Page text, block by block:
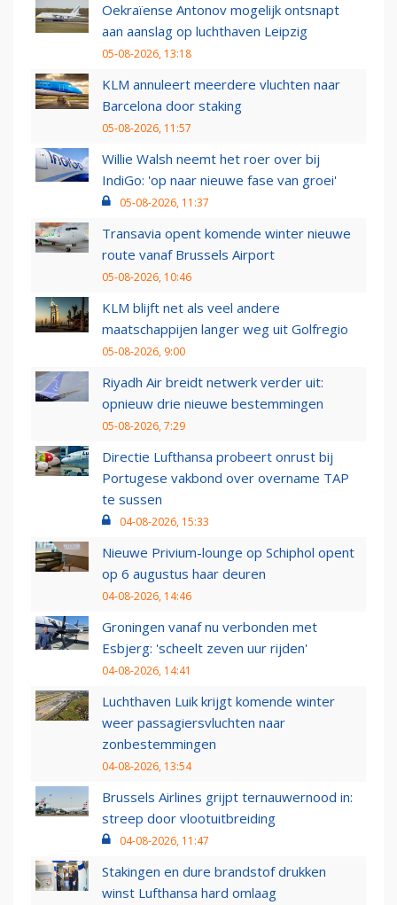
Oekraïense Antonov mogelijk ontsnapt
aan aanslag op luchthaven Leipzig
05-08-2026, 13:18
KLM annuleert meerdere vluchten naar
Barcelona door staking
05-08-2026, 11:57
Willie Walsh neemt het roer over bij
IndiGo: 'op naar nieuwe fase van groei'
05-08-2026, 11:37
Transavia opent komende winter nieuwe
route vanaf Brussels Airport
05-08-2026, 10:46
KLM blijft net als veel andere
maatschappijen langer weg uit Golfregio
05-08-2026, 9:00
Riyadh Air breidt netwerk verder uit:
opnieuw drie nieuwe bestemmingen
05-08-2026, 7:29
Directie Lufthansa probeert onrust bij
Portugese vakbond over overname TAP
te sussen
04-08-2026, 15:33
Nieuwe Privium-lounge op Schiphol opent
op 6 augustus haar deuren
04-08-2026, 14:46
Groningen vanaf nu verbonden met
Esbjerg: 'scheelt zeven uur rijden'
04-08-2026, 14:41
Luchthaven Luik krijgt komende winter
weer passagiersvluchten naar
zonbestemmingen
04-08-2026, 13:54
Brussels Airlines grijpt ternauwernood in:
streep door vlootuitbreiding
04-08-2026, 11:47
Stakingen en dure brandstof drukken
winst Lufthansa hard omlaag